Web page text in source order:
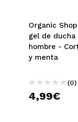
Organic
gel de ducha
hombre -
y menta
(0)
4,99€